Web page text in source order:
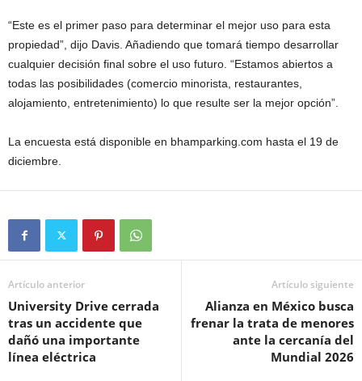
“Este es el primer paso para determinar el mejor uso para esta
propiedad”, dijo Davis. Añadiendo que tomará tiempo desarrollar
cualquier decisión final sobre el uso futuro. “Estamos abiertos a
todas las posibilidades (comercio minorista, restaurantes,
alojamiento, entretenimiento) lo que resulte ser la mejor opción”.
La encuesta está disponible en bhamparking.com hasta el 19 de
diciembre.
Artículo anterior
University Drive cerrada
tras un accidente que
dañó una importante
línea eléctrica
Artículo siguiente
Alianza en México busca
frenar la trata de menores
ante la cercanía del
Mundial 2026